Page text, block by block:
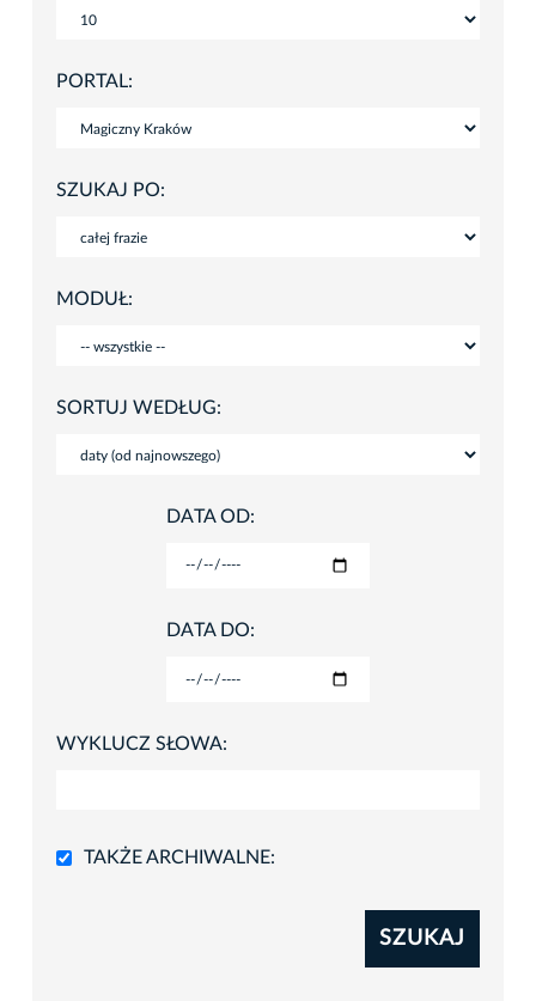
PORTAL:
SZUKAJ PO:
MODUŁ:
SORTUJ WEDŁUG:
DATA OD:
DATA DO:
WYKLUCZ SŁOWA:
TAKŻE ARCHIWALNE:
SZUKAJ